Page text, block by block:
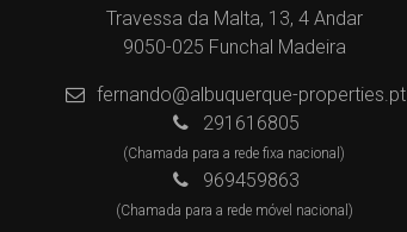
Travessa da Malta, 13, 4 Andar
9050-025 Funchal Madeira
fernando@albuquerque-properties.pt
291616805
(Chamada para a rede fixa nacional)
969459863
(Chamada para a rede móvel nacional)